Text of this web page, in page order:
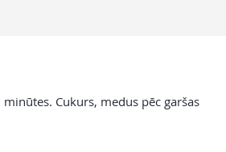
Cukurs, medus pēc garšas